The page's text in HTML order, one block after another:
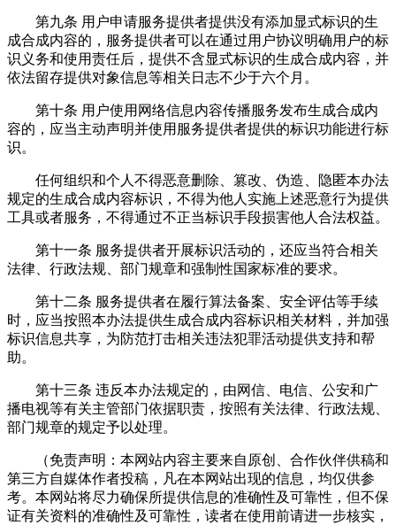
第九条 用户申请服务提供者提供没有添加显式标识的生
成合成内容的，服务提供者可以在通过用户协议明确用户的标
识义务和使用责任后，提供不含显式标识的生成合成内容，并
依法留存提供对象信息等相关日志不少于六个月。
第十条 用户使用网络信息内容传播服务发布生成合成内
容的，应当主动声明并使用服务提供者提供的标识功能进行标
识。
任何组织和个人不得恶意删除、篡改、伪造、隐匿本办法
规定的生成合成内容标识，不得为他人实施上述恶意行为提供
工具或者服务，不得通过不正当标识手段损害他人合法权益。
第十一条 服务提供者开展标识活动的，还应当符合相关
法律、行政法规、部门规章和强制性国家标准的要求。
第十二条 服务提供者在履行算法备案、安全评估等手续
时，应当按照本办法提供生成合成内容标识相关材料，并加强
标识信息共享，为防范打击相关违法犯罪活动提供支持和帮
助。
第十三条 违反本办法规定的，由网信、电信、公安和广
播电视等有关主管部门依据职责，按照有关法律、行政法规、
部门规章的规定予以处理。
（免责声明：本网站内容主要来自原创、合作伙伴供稿和
第三方自媒体作者投稿，凡在本网站出现的信息，均仅供参
考。本网站将尽力确保所提供信息的准确性及可靠性，但不保
证有关资料的准确性及可靠性，读者在使用前请进一步核实，